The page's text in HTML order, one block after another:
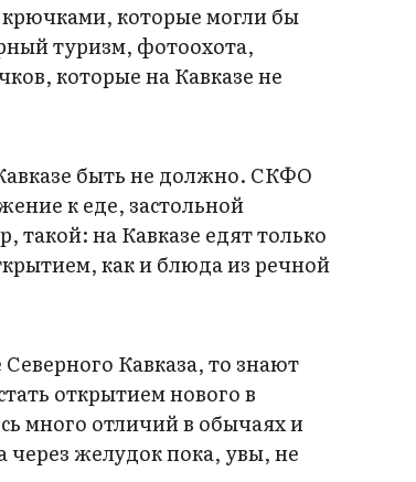
которые могли бы
туризм, фотоохота,
которые на Кавказе не
быть не должно. СКФО
к еде, застольной
на Кавказе едят только
как и блюда из речной
Кавказа, то знают
открытием нового в
много отличий в обычаях и
через желудок пока, увы, не